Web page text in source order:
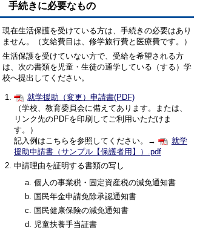
手続きに必要なもの
現在生活保護を受けている方は、手続きの必要はあり
ません。（支給費目は、修学旅行費と医療費です。）
生活保護を受けていない方で、受給を希望される方
は、次の書類を児童・生徒の通学している（する）学
校へ提出してください。
就学援助（変更）申請書(PDF)
（学校、教育委員会に備えてあります。または、
リンク先のPDFを印刷してご利用いただけま
す。）
記入例はこちらを参照してください。→
就学
援助申請書（サンプル【保護者用】）.pdf
申請理由を証明する書類の写し
個人の事業税・固定資産税の減免通知書
国民年金申請免除承認通知書
国民健康保険の減免通知書
児童扶養手当証書